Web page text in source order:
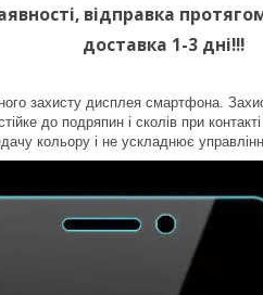
відправка
доставка 1-3 дні!!!
захисту дисплея смартфона.
до подряпин і сколів при
кольору і не ускладнює